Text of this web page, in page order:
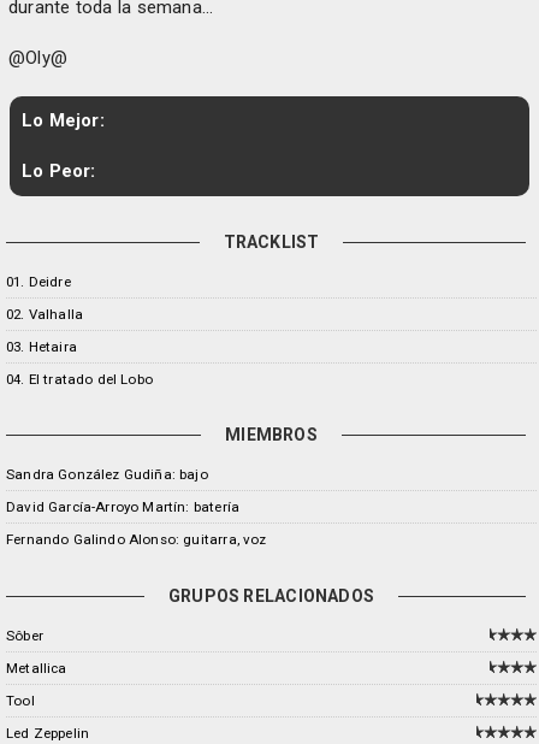
durante toda la semana...
@Oly@
Lo Mejor:
Lo Peor:
TRACKLIST
01. Deidre
02. Valhalla
03. Hetaira
04. El tratado del Lobo
MIEMBROS
Sandra González Gudiña: bajo
David García-Arroyo Martín: batería
Fernando Galindo Alonso: guitarra, voz
GRUPOS RELACIONADOS
Sôber
Metallica
Tool
Led Zeppelin